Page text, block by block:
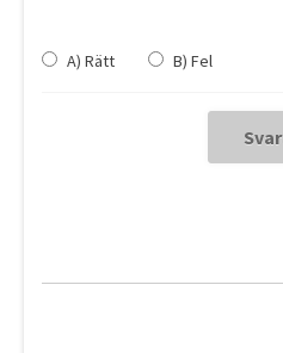
A) Rätt B) Fel